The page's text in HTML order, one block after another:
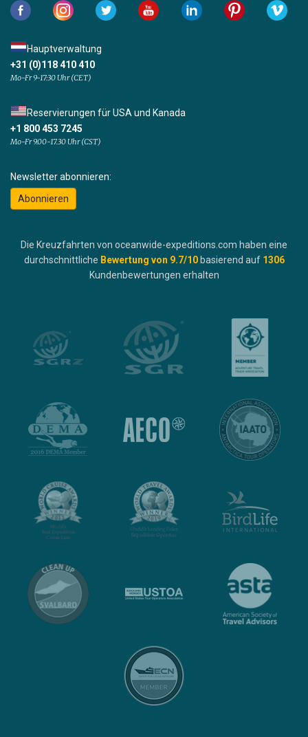
Hauptverwaltung
+31 (0)118 410 410
Mo-Fr 9-17:30 Uhr (CET)
Reservierungen für USA und Kanada
+1 800 453 7245
Mo-Fr 9.00-17.30 Uhr (CST)
Newsletter abonnieren:
Abonnieren
Die Kreuzfahrten von oceanwide-expeditions.com haben eine
durchschnittliche Bewertung von 9.7/10 basierend auf 1306
Kundenbewertungen erhalten